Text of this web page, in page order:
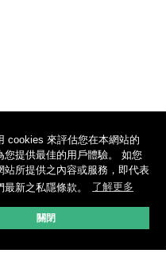
cookies 來評估您在本網站的
您提供最佳的用戶體驗。 如您
站所提供之內容或服務，即代表
最新之私隱條款。
了解更多
關閉